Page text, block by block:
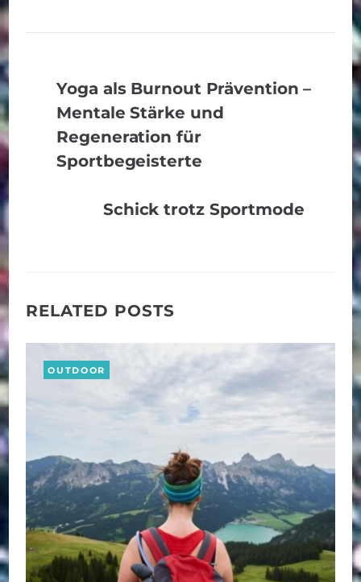
Yoga als Burnout Prävention –
Mentale Stärke und
Regeneration für
Sportbegeisterte
Schick trotz Sportmode
RELATED POSTS
OUTDOOR